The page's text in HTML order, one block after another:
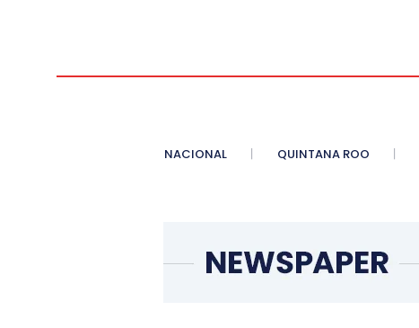
NACIONAL QUINTANA ROO